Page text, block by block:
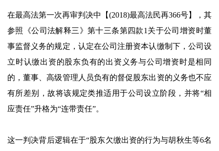
在最高法第一次再审判决中【(2018)最高法民再366号】，其
参照《公司法解释三》第十三条第四款1关于公司增资时董
事监督义务的规定，认定在公司注册资本认缴制下，公司设
立时认缴出资的股东负有的出资义务与公司增资时是相同
的，董事、高级管理人员负有的督促股东出资的义务也不应
有所差别，故将该规定类推适用于公司设立阶段，并将“相
应责任”升格为“连带责任”。
这一判决背后逻辑在于“股东欠缴出资的行为与胡秋生等6名